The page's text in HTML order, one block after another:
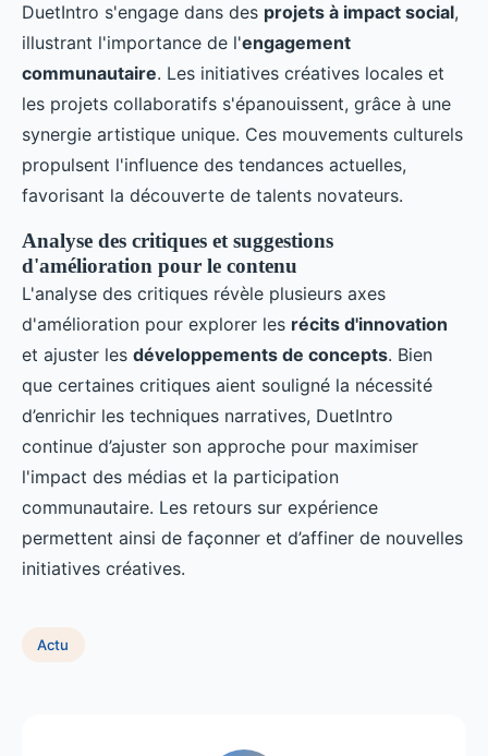
DuetIntro s'engage dans des projets à impact social,
illustrant l'importance de l'engagement
communautaire. Les initiatives créatives locales et
les projets collaboratifs s'épanouissent, grâce à une
synergie artistique unique. Ces mouvements culturels
propulsent l'influence des tendances actuelles,
favorisant la découverte de talents novateurs.
Analyse des critiques et suggestions
d'amélioration pour le contenu
L'analyse des critiques révèle plusieurs axes
d'amélioration pour explorer les récits d'innovation
et ajuster les développements de concepts. Bien
que certaines critiques aient souligné la nécessité
d’enrichir les techniques narratives, DuetIntro
continue d’ajuster son approche pour maximiser
l'impact des médias et la participation
communautaire. Les retours sur expérience
permettent ainsi de façonner et d’affiner de nouvelles
initiatives créatives.
Actu